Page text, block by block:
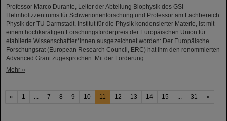
Professor Marco Durante, Leiter der Abteilung Biophysik des GSI
Helmholtzzentrums für Schwerionenforschung und Professor am Fachbereich
Physik der TU Darmstadt, Institut für die Physik kondensierter Materie, ist mit
einem hochkarätigen Forschungsförderpreis der Europäischen Union für
etablierte Wissenschaftler*innen ausgezeichnet worden: Der Europäische
Forschungsrat (European Research Council, ERC) hat ihm den renommierten
Advanced Grant zugesprochen. Mit der Förderung ...
Mehr »
« 1 7 8 9 10 11 12 13 14 15 31 »